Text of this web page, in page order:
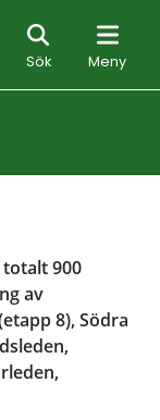
Sök Meny
Sök
900
av
8), Södra